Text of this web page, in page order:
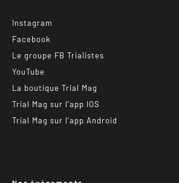
Instagram
Facebook
Le groupe FB Trialistes
YouTube
La boutique Trial Mag
Trial Mag sur l’app IOS
Trial Mag sur l’app Android